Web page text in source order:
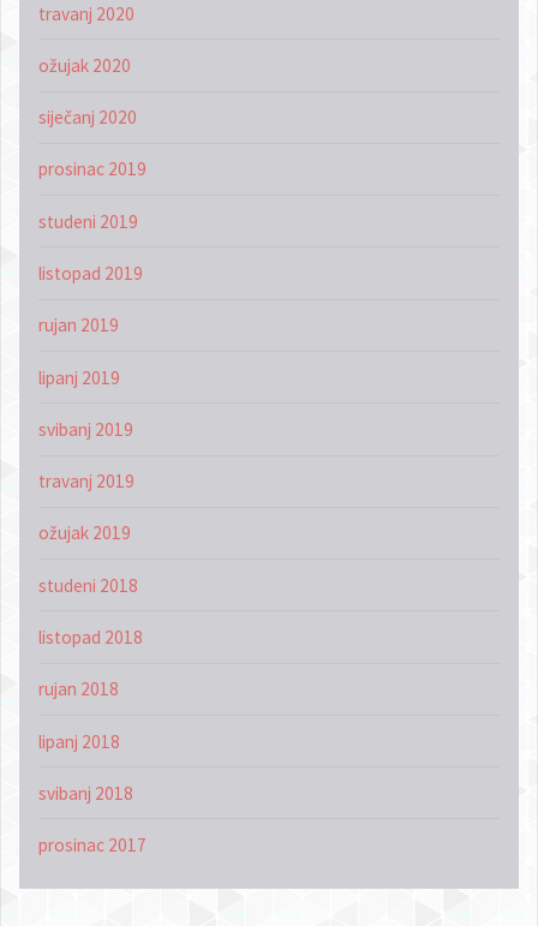
travanj 2020
ožujak 2020
siječanj 2020
prosinac 2019
studeni 2019
listopad 2019
rujan 2019
lipanj 2019
svibanj 2019
travanj 2019
ožujak 2019
studeni 2018
listopad 2018
rujan 2018
lipanj 2018
svibanj 2018
prosinac 2017